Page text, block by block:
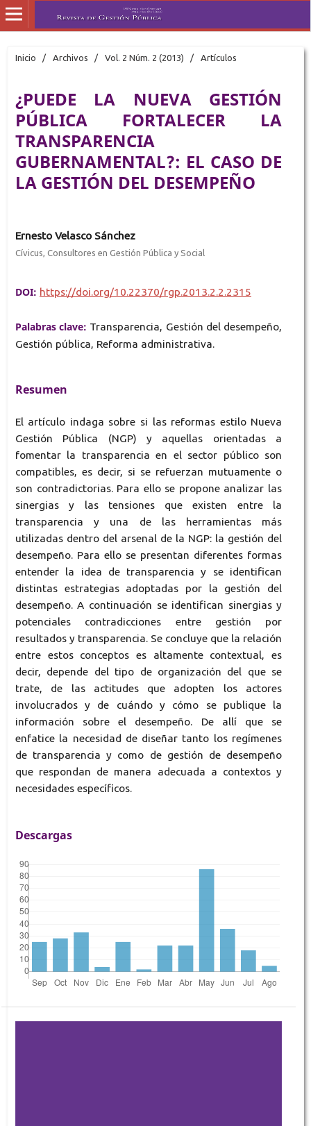
Inicio / Archivos / Vol. 2 Núm. 2 (2013) / Artículos
¿PUEDE LA NUEVA GESTIÓN
PÚBLICA FORTALECER LA
TRANSPARENCIA
GUBERNAMENTAL?: EL CASO DE
LA GESTIÓN DEL DESEMPEÑO
Ernesto Velasco Sánchez
Cívicus, Consultores en Gestión Pública y Social
DOI: https://doi.org/10.22370/rgp.2013.2.2.2315
Palabras clave: Transparencia, Gestión del desempeño,
Gestión pública, Reforma administrativa.
Resumen
El artículo indaga sobre si las reformas estilo Nueva
Gestión Pública (NGP) y aquellas orientadas a
fomentar la transparencia en el sector público son
compatibles, es decir, si se refuerzan mutuamente o
son contradictorias. Para ello se propone analizar las
sinergias y las tensiones que existen entre la
transparencia y una de las herramientas más
utilizadas dentro del arsenal de la NGP: la gestión del
desempeño. Para ello se presentan diferentes formas
entender la idea de transparencia y se identifican
distintas estrategias adoptadas por la gestión del
desempeño. A continuación se identifican sinergias y
potenciales contradicciones entre gestión por
resultados y transparencia. Se concluye que la relación
entre estos conceptos es altamente contextual, es
decir, depende del tipo de organización del que se
trate, de las actitudes que adopten los actores
involucrados y de cuándo y cómo se publique la
información sobre el desempeño. De allí que se
enfatice la necesidad de diseñar tanto los regímenes
de transparencia y como de gestión de desempeño
que respondan de manera adecuada a contextos y
necesidades específicos.
Descargas